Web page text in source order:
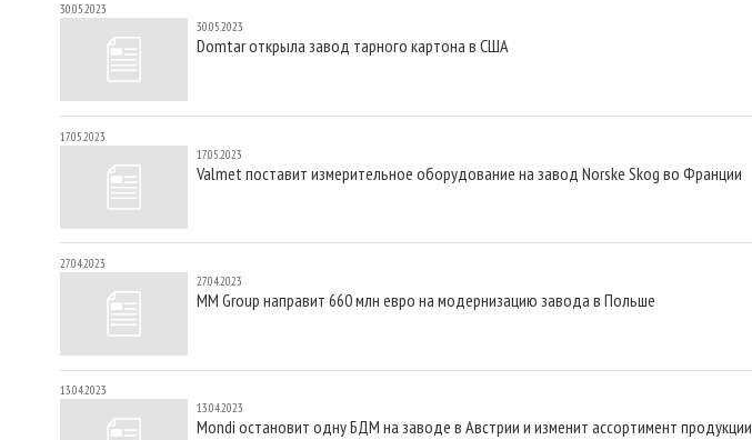
30.05.2023
30.05.2023
Domtar открыла завод тарного картона в США
17.05.2023
17.05.2023
Valmet поставит измерительное оборудование на завод Norske Skog во Франции
27.04.2023
27.04.2023
MM Group направит 660 млн евро на модернизацию завода в Польше
13.04.2023
13.04.2023
Mondi остановит одну БДМ на заводе в Австрии и изменит ассортимент продукции